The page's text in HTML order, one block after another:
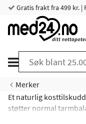
Gratis frakt fra 499 kr. |
Merker
Et naturlig
støtter normal